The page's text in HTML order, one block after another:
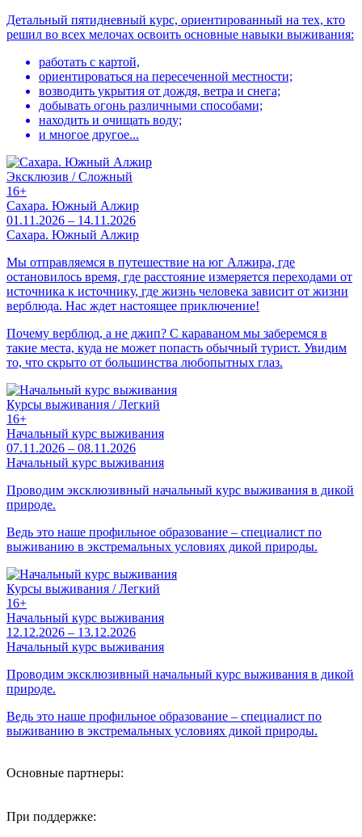
Детальный пятидневный курс, ориентированный на тех, кто
решил во всех мелочах освоить основные навыки выживания:
работать с картой,
ориентироваться на пересеченной местности;
возводить укрытия от дождя, ветра и снега;
добывать огонь различными способами;
находить и очищать воду;
и многое другое...
Эксклюзив / Сложный
16+
Сахара. Южный Алжир
01.11.2026 – 14.11.2026
Сахара. Южный Алжир
Мы отправляемся в путешествие на юг Алжира, где
остановилось время, где расстояние измеряется переходами от
источника к источнику, где жизнь человека зависит от жизни
верблюда. Нас ждет настоящее приключение!
Почему верблюд, а не джип? С караваном мы заберемся в
такие места, куда не может попасть обычный турист. Увидим
то, что скрыто от большинства любопытных глаз.
Курсы выживания / Легкий
16+
Начальный курс выживания
07.11.2026 – 08.11.2026
Начальный курс выживания
Проводим эксклюзивный начальный курс выживания в дикой
природе.
Ведь это наше профильное образование – специалист по
выживанию в экстремальных условиях дикой природы.
Курсы выживания / Легкий
16+
Начальный курс выживания
12.12.2026 – 13.12.2026
Начальный курс выживания
Проводим эксклюзивный начальный курс выживания в дикой
природе.
Ведь это наше профильное образование – специалист по
выживанию в экстремальных условиях дикой природы.
Основные партнеры:
При поддержке: